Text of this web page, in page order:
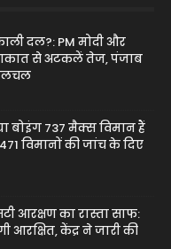
दल?: PM मोदी और
से अटकलें तेज, पंजाब
बोइंग 737 मैक्स विमान हैं
विमानों की जांच के दिए
आरक्षण का रास्ता साफ:
आरक्षित, केंद्र ने जारी की